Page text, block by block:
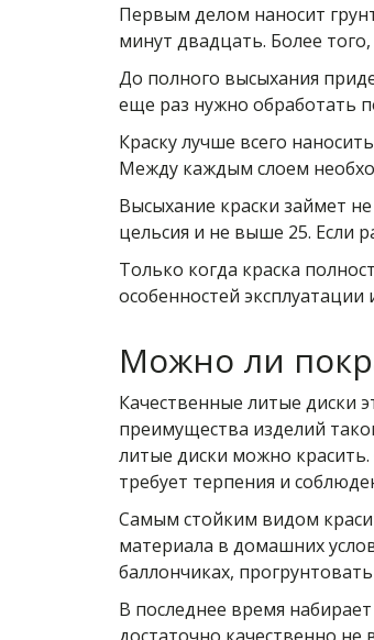
Первым делом наносит
минут двадцать. Более
До полного высыхания
еще раз нужно обработать
Краску лучше всего
Между каждым слоем
Высыхание краски займет
цельсия и не выше 25. Если
Только когда краска
особенностей
Можно ли
Качественные литые диски
преимущества изделий
литые диски можно красить.
требует терпения и
Самым стойким видом
материала в домашних
баллончиках,
В последнее время